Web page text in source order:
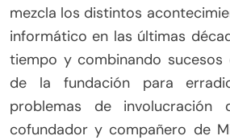
mezcla los distintos
informático en las últimas
tiempo y combinando
de la fundación para
problemas de
cofundador y compañero de